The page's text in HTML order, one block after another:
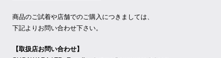
商品のご試着や店舗でのご購入につきましては、
下記よりお問い合わせ下さい。
【取扱店お問い合わせ】